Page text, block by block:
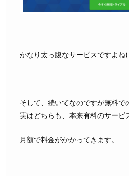
かなり太っ腹なサービスですよね
そして、続いてなのですが無料で
実はどちらも、本来有料のサービ
月額で料金がかかってきます。